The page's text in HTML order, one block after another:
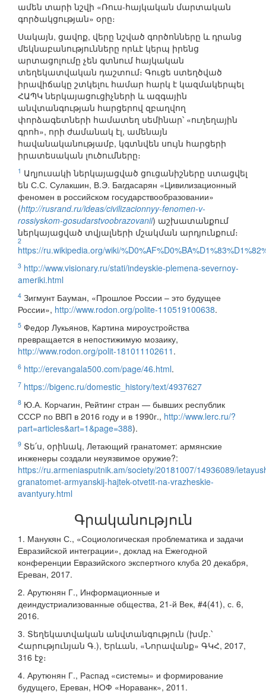
ամեն տարի նշվի «Ռուս-հայկական մարտական
գործակցության» օրը։
Սակայն, ցավոք, վերը նշված գործոնները և դրանց
մեկնաբանությունները որևէ կերպ իրենց
արտացոլումը չեն գտնում հայկական
տեղեկատվական դաշտում։ Գուցե ստեղծված
իրավիճակը շտկելու համար հարկ է կազմակերպել
ՀԱՊԿ ներկայացուցիչների և ազգային
անվտանգության հարցերով զբաղվող
փորձագետների համատեղ սեմինար՝ «ուղեղային
գրոհ», որի ժամանակ էլ, ամենայն
հավանականությամբ, կգտնվեն սույն հարցերի
իրատեսական լուծումները։
1 Աղյուսակի ներկայացված ցուցանիշները ստացվել
են С.С. Сулакшин, В.Э. Багдасарян «Цивилизационный
феномен в российском государствообразовании»
(http://rusrand.ru/ideas/civilizacionnyy-fenomen-v-
rossiyskom-gosudarstvoobrazovanii) աշխատանքում
ներկայացված տվյալների մշակման արդյունքում։
2
https://ru.wikipedia.org/wiki/
3 http://www.visionary.ru/stati/indeyskie-plemena-severnoy-
ameriki.html
4 Зигмунт Бауман, «Прошлое России – это будущее
России», http://www.rodon.org/polite-110519100638.
5 Федор Лукьянов, Картина мироустройства
превращается в непостижимую мозаику,
http://www.rodon.org/polit-181011102611 .
6 http://erevangala500.com/page/46.html.
7 https://bigenc.ru/domestic_history/text/4937627
8 Ю.А. Корчагин, Рейтинг стран — бывших республик
СССР по ВВП в 2016 году и в 1990г., http://www.lerc.ru/?
part=articles&art=1&page=388).
9 Տե՛ս, օրինակ, Летающий гранатомет: армянские
инженеры создали неуязвимое оружие?:
https://ru.armeniasputnik.am/society/20181007/14936089/
granatomet-armyanskij-hajtek-otvetit-na-vrazheskie-
avantyury.html
Գրականություն
1. Манукян С., «Социологическая проблематика и задачи
Евразийской интеграции», доклад на Ежегодной
конференции Евразийского экспертного клуба 20 декабря,
Ереван, 2017.
2. Арутюнян Г., Информационные и
деиндустриализованные общества, 21-й Век, #4(41), с. 6,
2016.
3. Տեղեկատվական անվտանգություն (խմբ.՝
Հարությունյան Գ.), Երևան, «Նորավանք» ԳԿՀ, 2017,
316 էջ։
4. Арутюнян Г., Распад «системы» и формирование
будущего, Ереван, НОФ «Нораванк», 2011.